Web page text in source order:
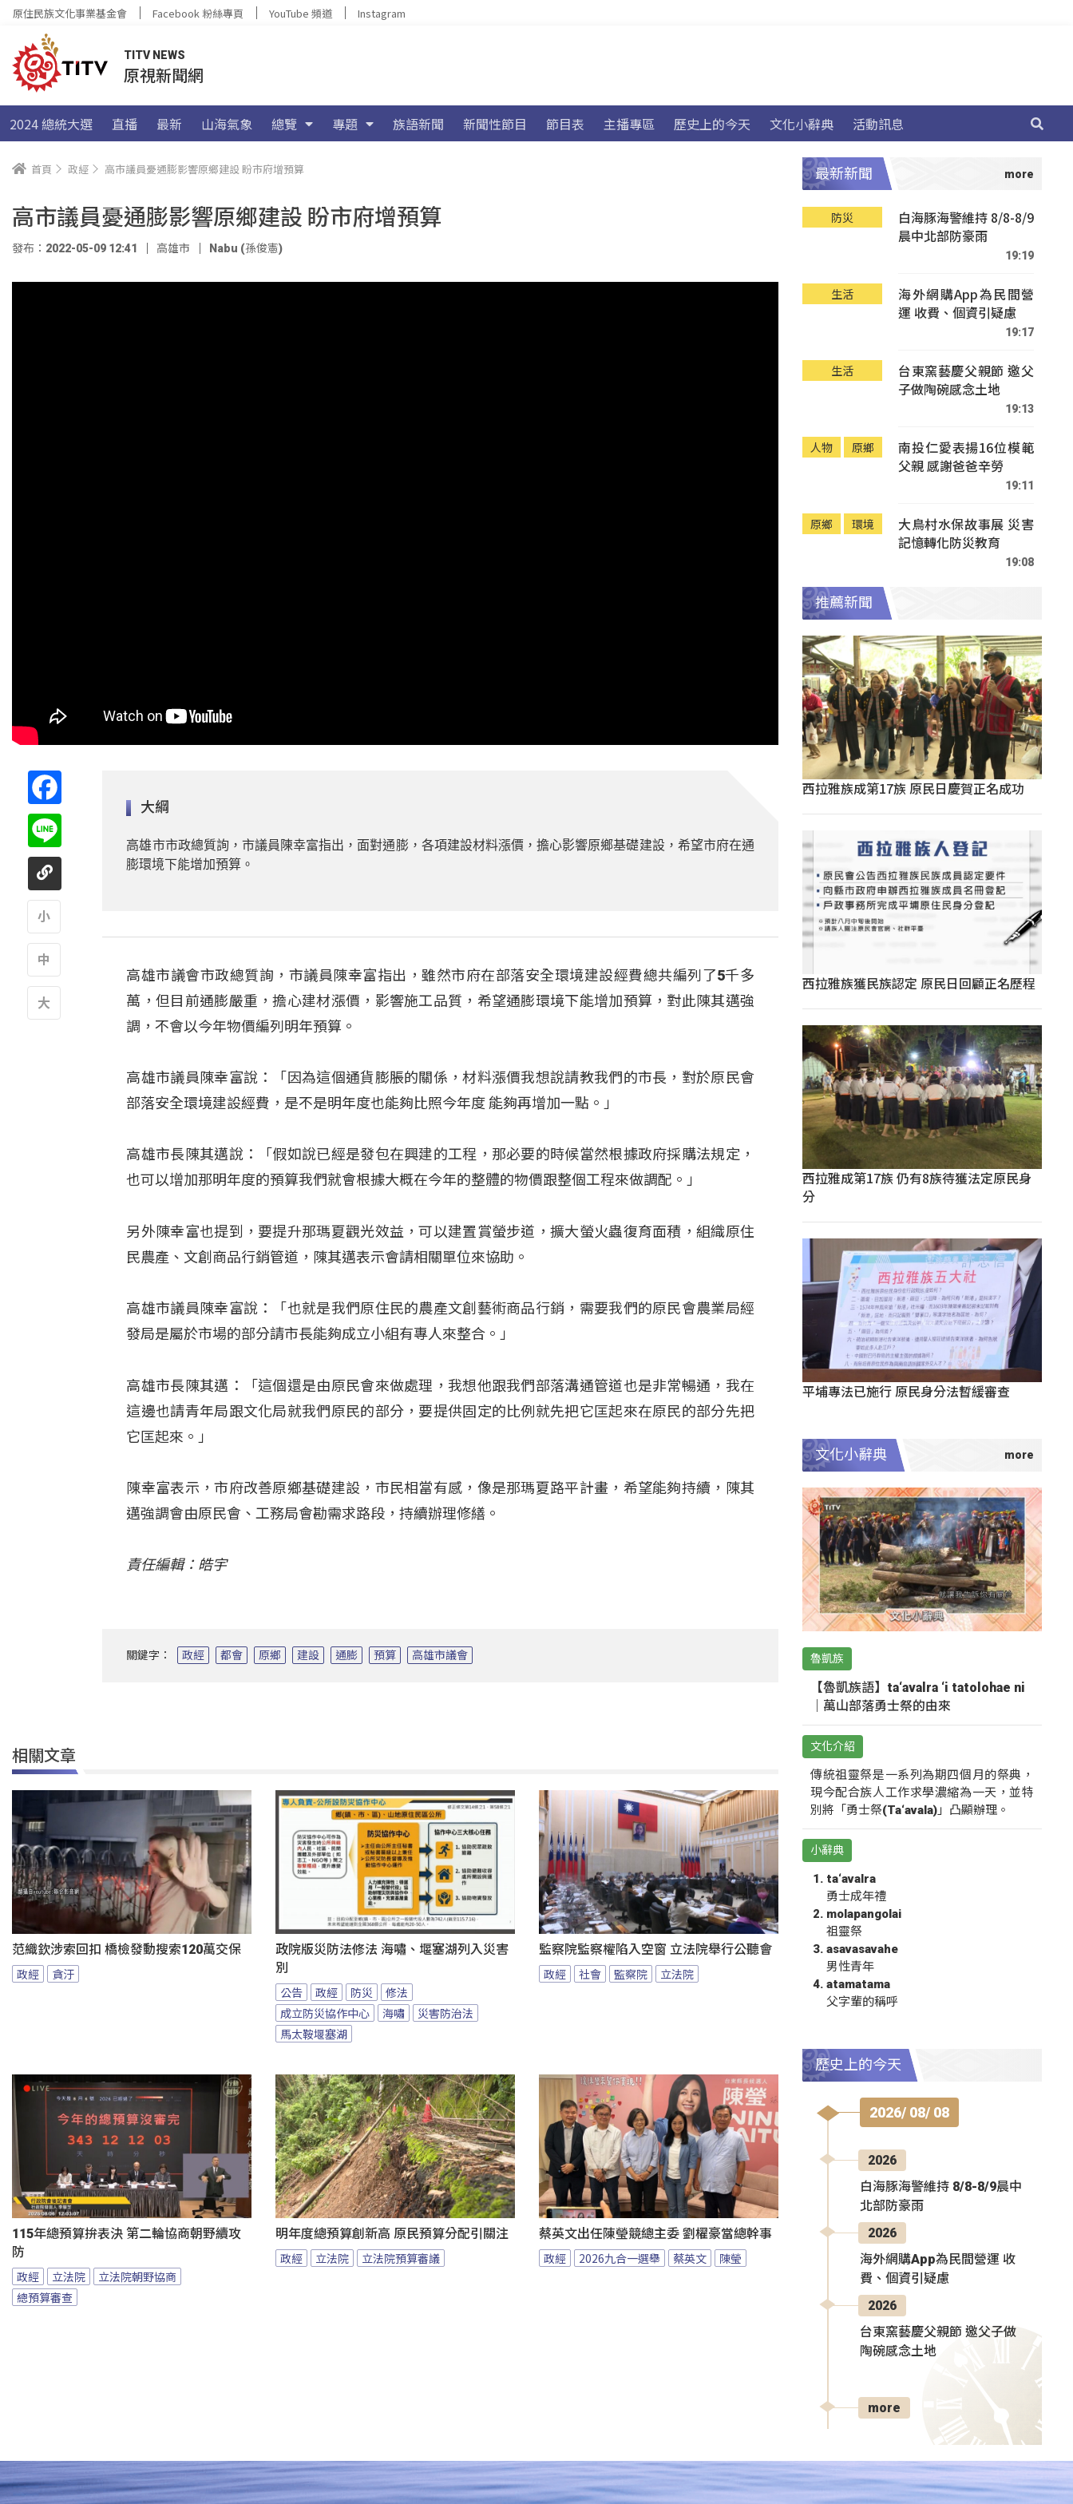
原住民族文化事業基金會 Facebook 粉絲專頁 YouTube 頻道 Instagram
TITV NEWS
原視新聞網
2024 總統大選 直播 最新 山海氣象 總覽 專題 族語新聞 新聞性節目 節目表 主播專區 歷史上的今天 文化小辭典 活動訊息
首頁 政經 高市議員憂通膨影響原鄉建設 盼市府增預算
高市議員憂通膨影響原鄉建設 盼市府增預算
發布：2022-05-09 12:41 高雄市 Nabu (孫俊憲)
大綱
高雄市市政總質詢，市議員陳幸富指出，面對通膨，各項建設材料漲價，擔心影響原鄉基礎建設，希望市府在通
膨環境下能增加預算。
高雄市議會市政總質詢，市議員陳幸富指出，雖然市府在部落安全環境建設經費總共編列了5千多
萬，但目前通膨嚴重，擔心建材漲價，影響施工品質，希望通膨環境下能增加預算，對此陳其邁強
調，不會以今年物價編列明年預算。
高雄市議員陳幸富說：「因為這個通貨膨脹的關係，材料漲價我想說請教我們的市長，對於原民會
部落安全環境建設經費，是不是明年度也能夠比照今年度 能夠再增加一點。」
高雄市長陳其邁說：「假如說已經是發包在興建的工程，那必要的時候當然根據政府採購法規定，
也可以增加那明年度的預算我們就會根據大概在今年的整體的物價跟整個工程來做調配。」
另外陳幸富也提到，要提升那瑪夏觀光效益，可以建置賞螢步道，擴大螢火蟲復育面積，組織原住
民農產、文創商品行銷管道，陳其邁表示會請相關單位來協助。
高雄市議員陳幸富說：「也就是我們原住民的農產文創藝術商品行銷，需要我們的原民會農業局經
發局是屬於市場的部分請市長能夠成立小組有專人來整合。」
高雄市長陳其邁：「這個還是由原民會來做處理，我想他跟我們部落溝通管道也是非常暢通，我在
這邊也請青年局跟文化局就我們原民的部分，要提供固定的比例就先把它匡起來在原民的部分先把
它匡起來。」
陳幸富表示，市府改善原鄉基礎建設，市民相當有感，像是那瑪夏路平計畫，希望能夠持續，陳其
邁強調會由原民會、工務局會勘需求路段，持續辦理修繕。
責任編輯：皓宇
關鍵字： 政經 都會 原鄉 建設 通膨 預算 高雄市議會
相關文章
范織欽涉索回扣 橋檢發動搜索120萬交保
政經 貪汙
政院版災防法修法 海嘯、堰塞湖列入災害
別
公告 政經 防災
修法
成立防災協作中心
海嘯
災害防治法
馬太鞍堰塞湖
監察院監察權陷入空窗 立法院舉行公聽會
政經 社會 監察院 立法院
115年總預算拚表決 第二輪協商朝野續攻
防
政經 立法院
立法院朝野協商
總預算審查
明年度總預算創新高 原民預算分配引關注
政經 立法院 立法院預算審議
蔡英文出任陳瑩競總主委 劉櫂豪當總幹事
政經 2026九合一選舉 蔡英文 陳瑩
最新新聞
防災
白海豚海警維持 8/8-8/9
晨中北部防豪雨
19:19
生活
海外網購App為民間營
運 收費、個資引疑慮
19:17
生活
台東窯藝慶父親節 邀父
子做陶碗感念土地
19:13
人物 原鄉
南投仁愛表揚16位模範
父親 感謝爸爸辛勞
19:11
原鄉 環境
大鳥村水保故事展 災害
記憶轉化防災教育
19:08
推薦新聞
西拉雅族成第17族 原民日慶賀正名成功
西拉雅族獲民族認定 原民日回顧正名歷程
西拉雅成第17族 仍有8族待獲法定原民身
分
平埔專法已施行 原民身分法暫緩審查
文化小辭典
魯凱族
【魯凱族語】ta‘avalra ‘i tatolohae ni
｜萬山部落勇士祭的由來
文化介紹
傳統祖靈祭是一系列為期四個月的祭典，
現今配合族人工作求學濃縮為一天，並特
別將「勇士祭(Ta‘avala)」凸顯辦理。
小辭典
ta‘avalra
勇士成年禮
molapangolai
祖靈祭
asavasavahe
男性青年
atamatama
父字輩的稱呼
歷史上的今天
2026/ 08/ 08
2026
白海豚海警維持 8/8-8/9晨中
北部防豪雨
2026
海外網購App為民間營運 收
費、個資引疑慮
2026
台東窯藝慶父親節 邀父子做
陶碗感念土地
more